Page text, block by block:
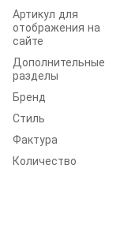
Артикул для
отображения на
сайте
Дополнительные
разделы
Бренд
Стиль
Фактура
Количество